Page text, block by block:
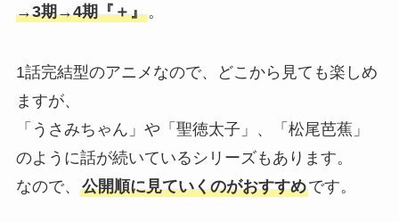
→3期→4期『＋』。
1話完結型のアニメなので、どこから見ても楽しめ
ますが、
「うさみちゃん」や「聖徳太子」、「松尾芭蕉」
のように話が続いているシリーズもあります。
なので、 公開順に見ていくのがおすすめです。